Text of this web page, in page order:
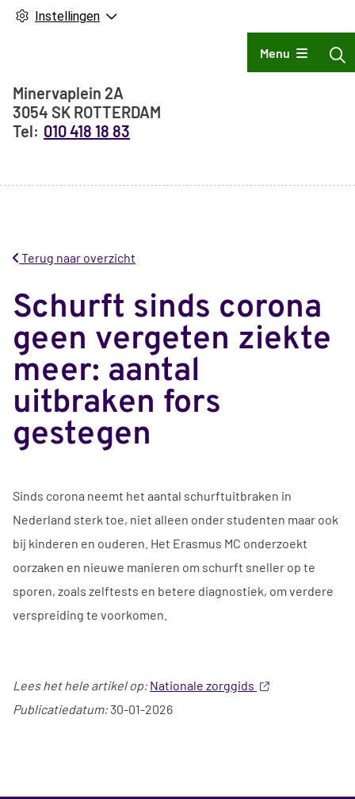
Instellingen
Hoofdmenu
Menu
Adresgegevens
Minervaplein 2A
3054 SK ROTTERDAM
010 418 18 83
Terug naar overzicht
Schurft sinds corona
geen vergeten ziekte
meer: aantal
uitbraken fors
gestegen
Sinds corona neemt het aantal schurftuitbraken in
Nederland sterk toe, niet alleen onder studenten maar ook
bij kinderen en ouderen. Het Erasmus MC onderzoekt
oorzaken en nieuwe manieren om schurft sneller op te
sporen, zoals zelftests en betere diagnostiek, om verdere
verspreiding te voorkomen.
Lees het hele artikel op: Nationale zorggids
Publicatiedatum:30-01-2026